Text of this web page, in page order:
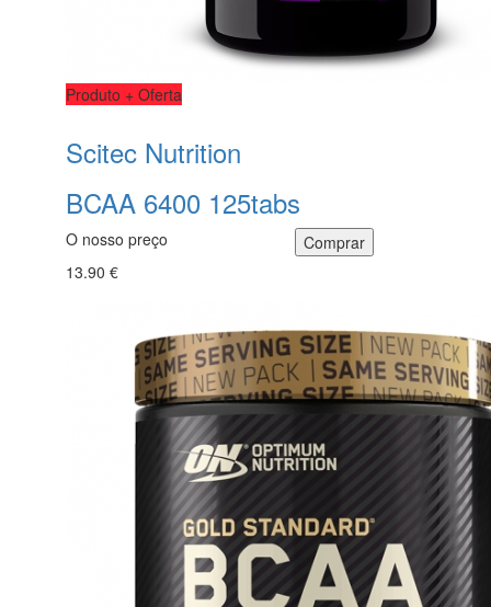
Produto + Oferta
Scitec Nutrition
BCAA 6400 125tabs
O nosso preço
13.90 €